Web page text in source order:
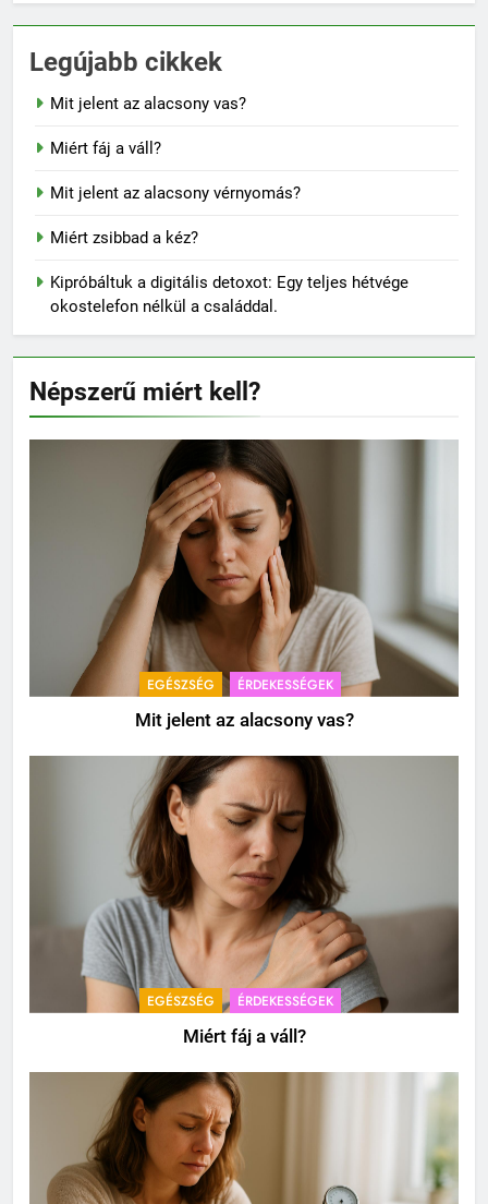
Legújabb cikkek
Mit jelent az alacsony vas?
Miért fáj a váll?
Mit jelent az alacsony vérnyomás?
Miért zsibbad a kéz?
Kipróbáltuk a digitális detoxot: Egy teljes hétvége
okostelefon nélkül a családdal.
Népszerű miért kell?
EGÉSZSÉG ÉRDEKESSÉGEK
Mit jelent az alacsony vas?
EGÉSZSÉG ÉRDEKESSÉGEK
Miért fáj a váll?